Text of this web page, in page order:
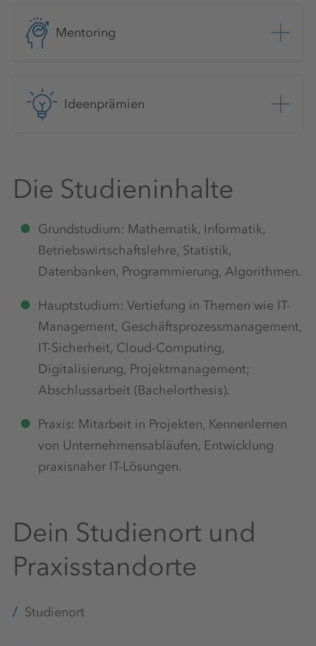
Mentoring
Ideenprämien
Die Studieninhalte
Grundstudium: Mathematik, Informatik,
Betriebswirtschaftslehre, Statistik,
Datenbanken, Programmierung, Algorithmen.
Hauptstudium: Vertiefung in Themen wie IT-
Management, Geschäftsprozessmanagement,
IT-Sicherheit, Cloud-Computing,
Digitalisierung, Projektmanagement;
Abschlussarbeit (Bachelorthesis).
Praxis: Mitarbeit in Projekten, Kennenlernen
von Unternehmensabläufen, Entwicklung
praxisnaher IT-Lösungen.
Dein Studienort und
Praxisstandorte
Studienort